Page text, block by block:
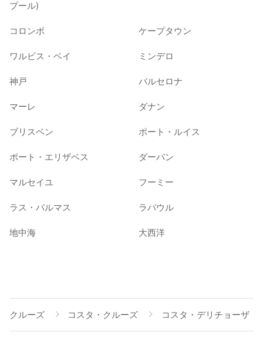
プール)
コロンボ ケープタウン
ワルビス・ベイ ミンデロ
神戸 バルセロナ
マーレ ダナン
ブリスベン ポート・ルイス
ポート・エリザベス ダーバン
マルセイユ フーミー
ラス・パルマス ラバウル
地中海 大西洋
クルーズ コスタ・クルーズ コスタ・デリチョーザ